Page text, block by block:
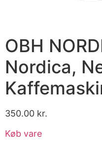
OBH
Nordica,
350.00 kr.
Køb vare